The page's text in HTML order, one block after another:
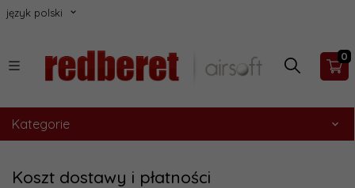
język polski
0
Kategorie
Koszt dostawy i płatności